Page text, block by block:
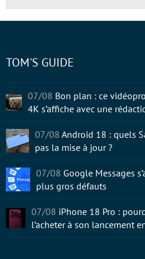
TOM'S GUIDE
07/08 Bon plan : ce
4K s’affiche avec une
07/08 Android 18 : quels
pas la mise à jour ?
07/08 Google Messages
plus gros défauts
07/08 iPhone 18 Pro :
l’acheter à son lancement